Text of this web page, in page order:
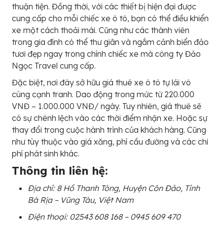
thuận tiện. Đồng thời, với các thiết bị hiện đại được
cung cấp cho mỗi chiếc xe ô tô, bạn có thể điều khiển
xe một cách thoải mái. Cũng như các thành viên
trong gia đình có thể thư giãn và ngắm cảnh biển đảo
tươi đẹp ngay trong chính chiếc xe mà công ty Đảo
Ngọc Travel cung cấp.
Đặc biệt, nơi đây sở hữu giá thuê xe ô tô tự lái vô
cùng cạnh tranh. Dao động trong mức từ 220.000
VNĐ – 1.000.000 VNĐ/ ngày. Tuy nhiên, giá thuê sẽ
có sự chênh lệch vào các thời điểm nhận xe. Hoặc sự
thay đổi trong cuộc hành trình của khách hàng. Cũng
như tùy thuộc vào giá xăng, phí cầu đường và các chi
phí phát sinh khác.
Thông tin liên hệ:
Địa chỉ: 8 Hồ Thanh Tòng, Huyện Côn Đảo, Tỉnh
Bà Rịa – Vũng Tàu, Việt Nam
Điện thoại: 02543 608 168 – 0945 609 470